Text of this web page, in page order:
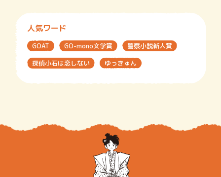
人気ワード
GOAT GO-mono文学賞
警察小説新人賞
探偵小石は恋しない
ゆっきゅん